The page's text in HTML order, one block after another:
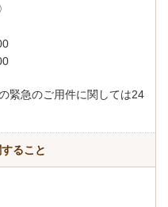
緊急のご用件に関しては24
ること